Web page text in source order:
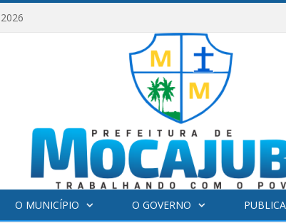
O MUNICÍPIO O GOVERNO